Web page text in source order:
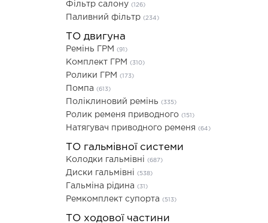
Фільтр салону (126)
Паливний фільтр (234)
ТО двигуна
Ремінь ГРМ (91)
Комплект ГРМ (310)
Ролики ГРМ (173)
Помпа (613)
Поліклиновий ремінь (335)
Ролик ременя приводного (151)
Натягувач приводного ременя (64)
ТО гальмівної системи
Колодки гальмівні (687)
Диски гальмівні (538)
Гальміна рідина (31)
Ремкомплект супорта (513)
ТО ходової частини